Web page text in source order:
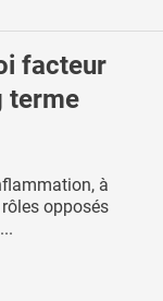
facteur
terme
à
opposés